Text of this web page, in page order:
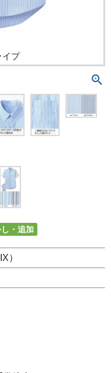
イプ
・追加
）